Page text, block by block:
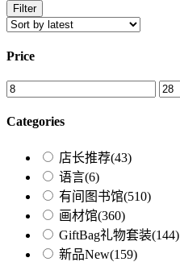
Filter
Price
Categories
店长推荐(43)
语言(6)
有间图书馆(510)
画材馆(360)
GiftBag礼物套装(144)
新品New(159)